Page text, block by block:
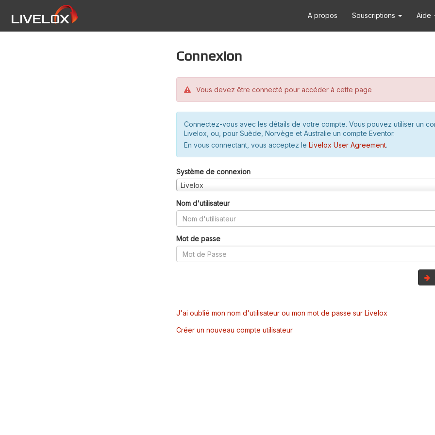
A propos Souscriptions Aide
Connexion
Vous devez être connecté pour accéder à cette page
Connectez-vous avec les détails de votre compte. Vous pouvez utiliser un
Livelox, ou, pour Suède, Norvège et Australie un compte Eventor.
En vous connectant, vous acceptez le Livelox User Agreement.
Système de connexion
Livelox
Nom d'utilisateur
Mot de passe
J'ai oublié mon nom d'utilisateur ou mon mot de passe sur Livelox
Créer un nouveau compte utilisateur